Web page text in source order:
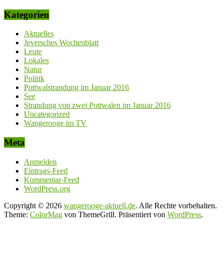
Kategorien
Aktuelles
Jeversches Wochenblatt
Leute
Lokales
Natur
Politik
Pottwalstrandung im Januar 2016
See
Strandung von zwei Pottwalen im Januar 2016
Uncategorized
Wangerooge im TV
Meta
Anmelden
Eintrags-Feed
Kommentar-Feed
WordPress.org
Copyright © 2026 wangerooge-aktuell.de. Alle Rechte vorbehalten.
Theme: ColorMag von ThemeGrill. Präsentiert von WordPress.